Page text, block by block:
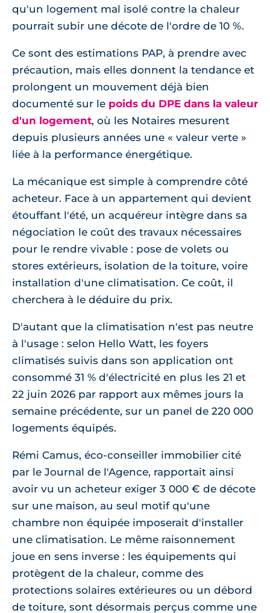
qu'un logement mal isolé contre la chaleur
pourrait subir une décote de l'ordre de 10 %.
Ce sont des estimations PAP, à prendre avec
précaution, mais elles donnent la tendance et
prolongent un mouvement déjà bien
documenté sur le poids du DPE dans la valeur
d'un logement, où les Notaires mesurent
depuis plusieurs années une « valeur verte »
liée à la performance énergétique.
La mécanique est simple à comprendre côté
acheteur. Face à un appartement qui devient
étouffant l'été, un acquéreur intègre dans sa
négociation le coût des travaux nécessaires
pour le rendre vivable : pose de volets ou
stores extérieurs, isolation de la toiture, voire
installation d'une climatisation. Ce coût, il
cherchera à le déduire du prix.
D'autant que la climatisation n'est pas neutre
à l'usage : selon Hello Watt, les foyers
climatisés suivis dans son application ont
consommé 31 % d'électricité en plus les 21 et
22 juin 2026 par rapport aux mêmes jours la
semaine précédente, sur un panel de 220 000
logements équipés.
Rémi Camus, éco-conseiller immobilier cité
par le Journal de l'Agence, rapportait ainsi
avoir vu un acheteur exiger 3 000 € de décote
sur une maison, au seul motif qu'une
chambre non équipée imposerait d'installer
une climatisation. Le même raisonnement
joue en sens inverse : les équipements qui
protègent de la chaleur, comme des
protections solaires extérieures ou un débord
de toiture, sont désormais perçus comme une